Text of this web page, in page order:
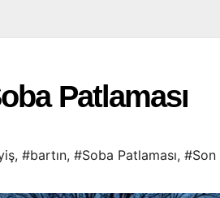
Patlaması
, #bartın, #Soba Patlaması, #Son